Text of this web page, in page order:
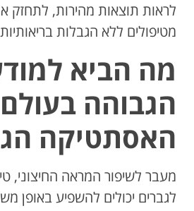
לראות תוצאות מהירות, לתחזק
מטיפולים ללא הגבלות
מה הביא
הגבוהה בעולם
האסתטיקה
מעבר לשיפור המראה החיצוני,
לגברים יכולים להשפיע באופן